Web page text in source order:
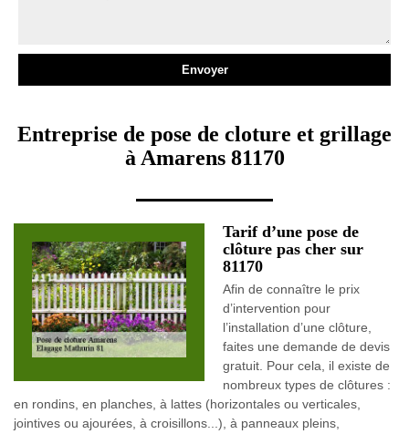
Entreprise de pose de cloture et grillage
à Amarens 81170
Tarif d’une pose de
clôture pas cher sur
81170
Afin de connaître le prix
d’intervention pour
l’installation d’une clôture,
faites une demande de devis
gratuit. Pour cela, il existe de
nombreux types de clôtures :
en rondins, en planches, à lattes (horizontales ou verticales,
jointives ou ajourées, à croisillons...), à panneaux pleins,